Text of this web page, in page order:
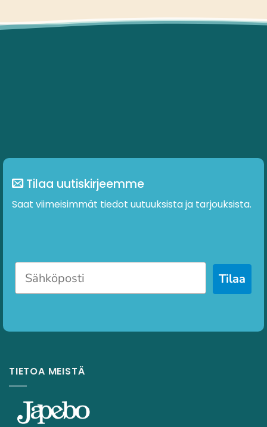
Tilaa uutiskirjeemme
Saat viimeisimmät tiedot uutuuksista ja tarjouksista.
Tilaa
TIETOA MEISTÄ